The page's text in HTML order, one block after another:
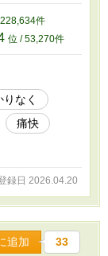
件
位 / 53,270件
なく
痛快
録日 2026.04.20
追加 33